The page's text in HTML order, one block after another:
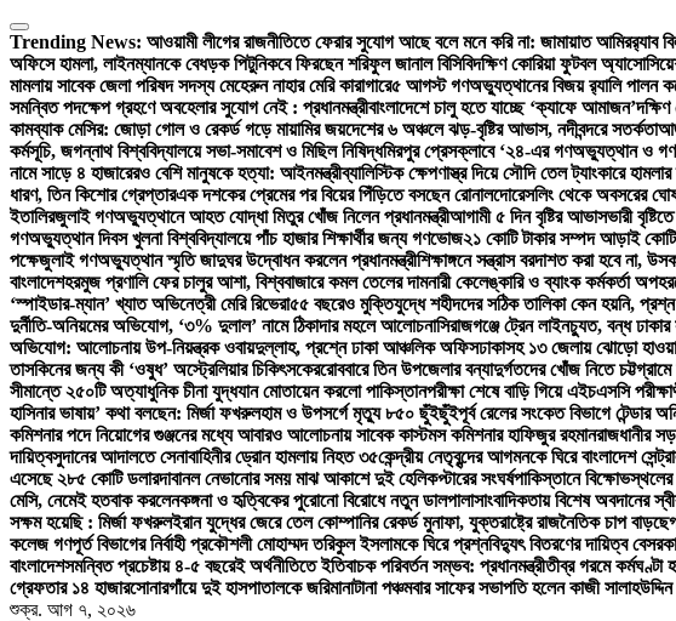
Skip
to
content
Trending News: আওয়ামী লীগের রাজনীতিতে ফেরার সুযোগ আছে বলে মনে করি না: জামায়াত আমিরর‍্যাব
অফিসে হামলা, লাইনম্যানকে বেধড়ক পিটুনিকবে ফিরছেন শরিফুল জানাল বিসিবিদক্ষিণ কোরিয়া ফুটবল
মামলায় সাবেক জেলা পরিষদ সদস্য মেহেরুন নাহার মেরি কারাগারে৫ আগস্ট গণঅভ্যুত্থানের বিজয় র‍্যালি পালন
সমন্বিত পদক্ষেপ গ্রহণে অবহেলার সুযোগ নেই : প্রধানমন্ত্রীবাংলাদেশে চালু হতে যাচ্ছে ‘ক্যাফে আমাজন’
কামব্যাক মেসির: জোড়া গোল ও রেকর্ড গড়ে মায়ামির জয়দেশের ৬ অঞ্চলে ঝড়-বৃষ্টির আভাস, নদীবন্দরে সতর্কতা
কর্মসূচি, জগন্নাথ বিশ্ববিদ্যালয়ে সভা-সমাবেশ ও মিছিল নিষিদ্ধমিরপুর প্রেসক্লাবে ‘২৪-এর গণঅভ্যুত্থান ও
নামে সাড়ে ৪ হাজারেরও বেশি মানুষকে হত্যা: আইনমন্ত্রীব্যালিস্টিক ক্ষেপণাস্ত্র দিয়ে সৌদি তেল ট্যাংকারে হামলার
ধারণ, তিন কিশোর গ্রেপ্তারএক দশকের প্রেমের পর বিয়ের পিঁড়িতে বসছেন রোনালদোরেসলিং থেকে অবসরের
ইতালিরজুলাই গণঅভ্যুত্থানে আহত যোদ্ধা মিতুর খোঁজ নিলেন প্রধানমন্ত্রীআগামী ৫ দিন বৃষ্টির আভাসভারী
গণঅভ্যুত্থান দিবস খুলনা বিশ্ববিদ্যালয়ে পাঁচ হাজার শিক্ষার্থীর জন্য গণভোজ২১ কোটি টাকার সম্পদ আড়াই
পক্ষেজুলাই গণঅভ্যুত্থান স্মৃতি জাদুঘর উদ্বোধন করলেন প্রধানমন্ত্রীশিক্ষাঙ্গনে সন্ত্রাস বরদাশত করা হবে না,
বাংলাদেশহরমুজ প্রণালি ফের চালুর আশা, বিশ্ববাজারে কমল তেলের দামনারী কেলেঙ্কারি ও ব্যাংক কর্মকর্তা
‘স্পাইডার-ম্যান’ খ্যাত অভিনেত্রী মেরি রিভেরা৫৫ বছরেও মুক্তিযুদ্ধে শহীদদের সঠিক তালিকা কেন হয়নি,
দুর্নীতি-অনিয়মের অভিযোগ, ‘৩% দুলাল’ নামে ঠিকাদার মহলে আলোচনাসিরাজগঞ্জে ট্রেন লাইনচ্যুত, বন্ধ
অভিযোগ: আলোচনায় উপ-নিয়ন্ত্রক ওবায়দুল্লাহ, প্রশ্নে ঢাকা আঞ্চলিক অফিসঢাকাসহ ১৩ জেলায় ঝোড়ো
তাসকিনের জন্য কী ‘ওষুধ’ অস্ট্রেলিয়ার চিকিৎসকেররোববারে তিন উপজেলার বন্যাদুর্গতদের খোঁজ নিতে চট্টগ্রামে
সীমান্তে ২৫০টি অত্যাধুনিক চীনা যুদ্ধযান মোতায়েন করলো পাকিস্তানপরীক্ষা শেষে বাড়ি গিয়ে এইচএসসি
হাসিনার ভাষায়’ কথা বলছেন: মির্জা ফখরুলহাম ও উপসর্গে মৃত্যু ৮৫০ ছুঁইছুঁইপূর্ব রেলের সংকেত বিভাগে
কমিশনার পদে নিয়োগের গুঞ্জনের মধ্যে আবারও আলোচনায় সাবেক কাস্টমস কমিশনার হাফিজুর রহমানরাজধানীর
দায়িত্বসুদানের আদালতে সেনাবাহিনীর ড্রোন হামলায় নিহত ৩৫কেন্দ্রীয় নেতৃবৃন্দের আগমনকে ঘিরে বাংলাদেশ
এসেছে ২৮৫ কোটি ডলারদাবানল নেভানোর সময় মাঝ আকাশে দুই হেলিকপ্টারের সংঘর্ষপাকিস্তানে
মেসি, নেমেই হতবাক করলেনকঙ্গনা ও হৃত্বিকের পুরোনো বিরোধে নতুন ডালপালাসাংবাদিকতায় বিশেষ অবদানের
সক্ষম হয়েছি : মির্জা ফখরুলইরান যুদ্ধের জেরে তেল কোম্পানির রেকর্ড মুনাফা, যুক্তরাষ্ট্রে রাজনৈতিক চাপ বাড়ছে
কলেজ গণপূর্ত বিভাগের নির্বাহী প্রকৌশলী মোহাম্মদ তরিকুল ইসলামকে ঘিরে প্রশ্নবিদ্যুৎ বিতরণের দায়িত্ব
বাংলাদেশসমন্বিত প্রচেষ্টায় ৪-৫ বছরেই অর্থনীতিতে ইতিবাচক পরিবর্তন সম্ভব: প্রধানমন্ত্রীতীব্র গরমে কর্মঘণ্টা
গ্রেফতার ১৪ হাজারসোনারগাঁয়ে দুই হাসপাতালকে জরিমানাটানা পঞ্চমবার সাফের সভাপতি হলেন কাজী সালাহউদ্দিন
শুক্র. আগ ৭, ২০২৬